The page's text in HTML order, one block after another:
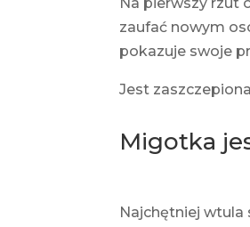
zaufać nowym
pokazuje swoje
Jest
Migotka
Najchętniej wtula